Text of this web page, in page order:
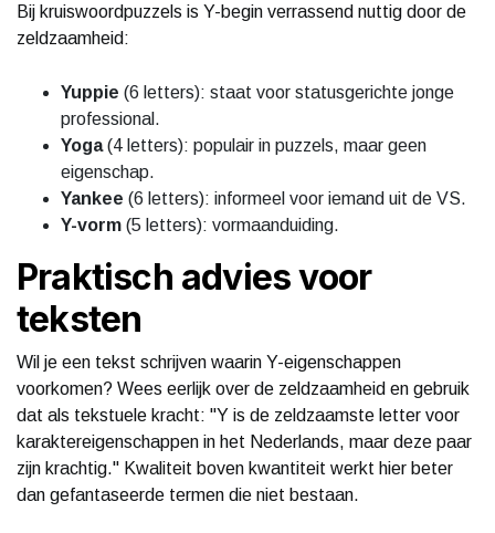
Bij kruiswoordpuzzels is Y-begin verrassend nuttig door de
zeldzaamheid:
Yuppie (6 letters): staat voor statusgerichte jonge
professional.
Yoga(4 letters): populair in puzzels, maar geen
eigenschap.
Yankee (6 letters): informeel voor iemand uit de VS.
Y-vorm (5 letters): vormaanduiding.
Praktisch advies voor
teksten
Wil je een tekst schrijven waarin Y-eigenschappen
voorkomen? Wees eerlijk over de zeldzaamheid en gebruik
dat als tekstuele kracht: "Y is de zeldzaamste letter voor
karaktereigenschappen in het Nederlands, maar deze paar
zijn krachtig." Kwaliteit boven kwantiteit werkt hier beter
dan gefantaseerde termen die niet bestaan.